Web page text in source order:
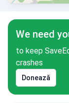
We need
to keep
crashes
Donează